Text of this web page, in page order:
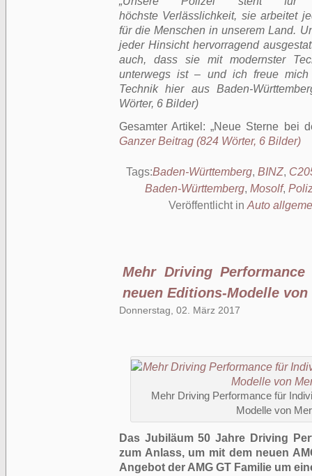
höchste Verlässlichkeit, sie arbeitet
für die Menschen in unserem Land.
jeder Hinsicht hervorragend
auch, dass sie mit modernster
unterwegs ist – und ich freue mich
Technik hier aus Baden-
Wörter, 6 Bilder)
Gesamter Artikel: Neue Sterne bei
Ganzer Beitrag (824 Wörter, 6 Bilder)
Tags:Baden-Württemberg, BINZ,
Baden-Württemberg, Mosolf,
Veröffentlicht in Auto
Mehr Driving
neuen Editions-Modelle von
Donnerstag, 02. März 2017
Mehr Driving Performance für
Modelle von
Das Jubiläum 50 Jahre Driving
zum Anlass, um mit dem neuen
Angebot der AMG GT Familie um